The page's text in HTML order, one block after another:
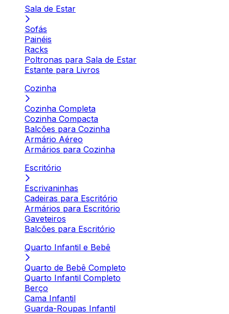
Sala de Estar
Sofás
Painéis
Racks
Poltronas para Sala de Estar
Estante para Livros
Cozinha
Cozinha Completa
Cozinha Compacta
Balcões para Cozinha
Armário Aéreo
Armários para Cozinha
Escritório
Escrivaninhas
Cadeiras para Escritório
Armários para Escritório
Gaveteiros
Balcões para Escritório
Quarto Infantil e Bebê
Quarto de Bebê Completo
Quarto Infantil Completo
Berço
Cama Infantil
Guarda-Roupas Infantil